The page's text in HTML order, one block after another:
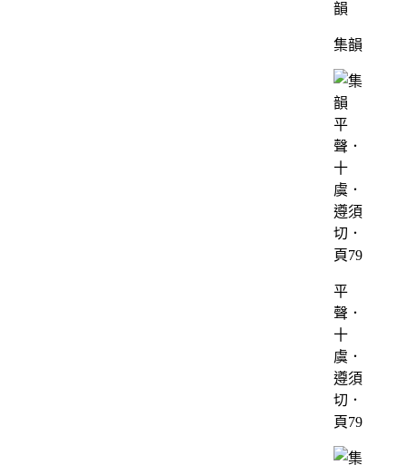
集韻
平
聲．
十
虞．
遵須
切．
頁79